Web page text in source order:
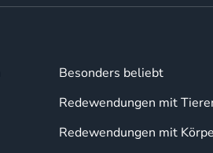
Besonders beliebt
Redewendungen mit
Redewendungen mit